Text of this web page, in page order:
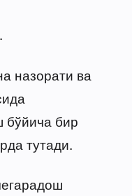
назорати ва
бир
тутади.